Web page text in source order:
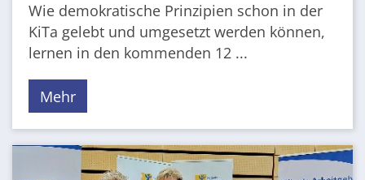
Wie demokratische Prinzipien schon in der
KiTa gelebt und umgesetzt werden können,
lernen in den kommenden 12 ...
Mehr